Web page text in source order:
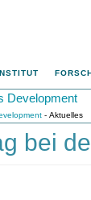
Development
- Aktuelles
bei